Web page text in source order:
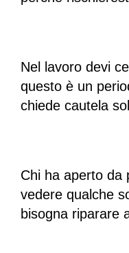
Nel lavoro devi
questo è un
chiede cautela
Chi ha aperto da
vedere qualche
bisogna riparare